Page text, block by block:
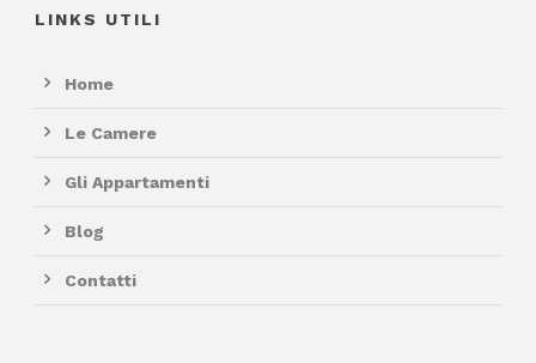
LINKS UTILI
Home
Le Camere
Gli Appartamenti
Blog
Contatti